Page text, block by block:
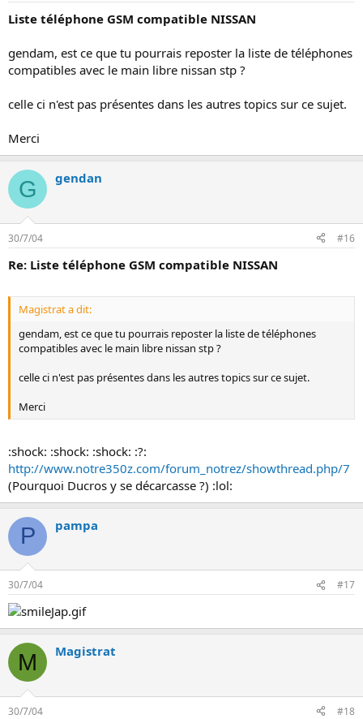
Liste téléphone GSM compatible NISSAN
gendam, est ce que tu pourrais reposter la liste de téléphones
compatibles avec le main libre nissan stp ?
celle ci n'est pas présentes dans les autres topics sur ce sujet.
Merci
G gendan
30/7/04 #16
Re: Liste téléphone GSM compatible NISSAN
Magistrat a dit:
gendam, est ce que tu pourrais reposter la liste de téléphones
compatibles avec le main libre nissan stp ?
celle ci n'est pas présentes dans les autres topics sur ce sujet.
Merci
:shock: :shock: :shock: :?:
http://www.notre350z.com/forum_notrez/showthread.php/7
(Pourquoi Ducros y se décarcasse ?) :lol:
P pampa
30/7/04 #17
M Magistrat
30/7/04 #18